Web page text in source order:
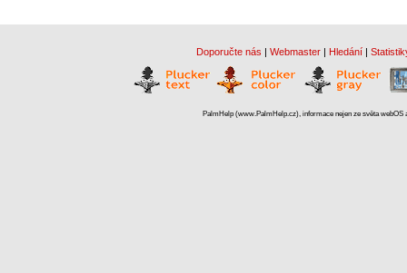
Doporučte nás | Webmaster | Hledání |
PalmHelp (www.PalmHelp.cz), informace nejen ze světa